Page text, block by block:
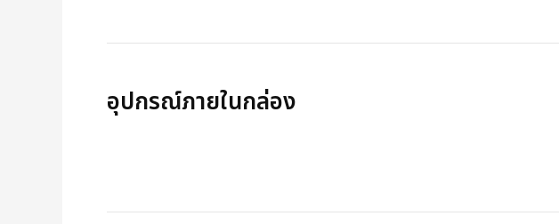
อุปกรณ์ภายในกล่อง